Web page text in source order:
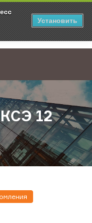
Установить
работы КСЭ 12 июня
12